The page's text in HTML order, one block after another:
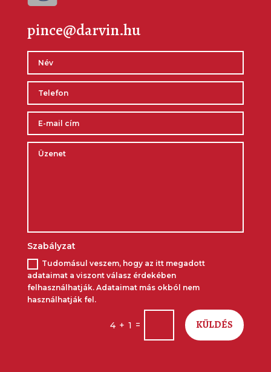
pince@darvin.hu
Szabályzat
Tudomásul veszem, hogy az itt megadott
adataimat a viszont válasz érdekében
felhasználhatják. Adataimat más okból nem
használhatják fel.
4 + 1 = KÜLDÉS